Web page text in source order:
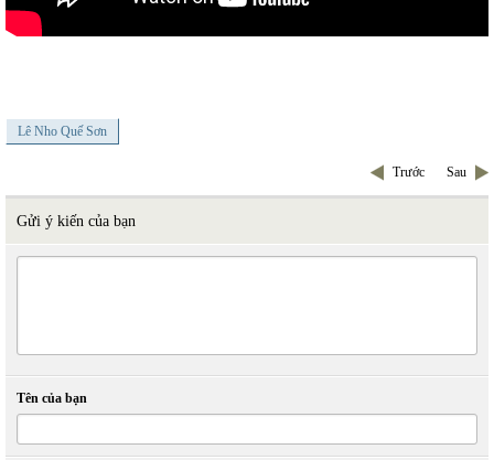
Lê Nho Quế Sơn
Trước Sau
Gửi ý kiến của bạn
Tên của bạn